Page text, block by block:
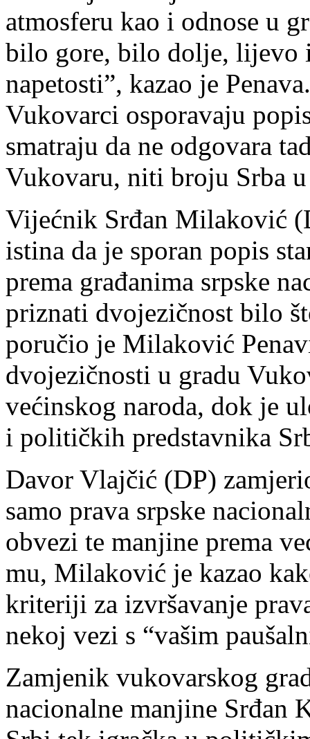
atmosferu kao i odnose u
bilo gore, bilo dolje, lijevo
napetosti”, kazao je
Vukovarci osporavaju
smatraju da ne odgovara
Vukovaru, niti broju Srba
Vijećnik Srđan Milaković
istina da je sporan popis
prema građanima srpske
priznati dvojezičnost bilo
poručio je Milaković
dvojezičnosti u gradu
većinskog naroda, dok je
i političkih predstavnika
Davor Vlajčić (DP)
samo prava srpske
obvezi te manjine prema
mu, Milaković je kazao
kriteriji za izvršavanje
nekoj vezi s “vašim
Zamjenik vukovarskog
nacionalne manjine Srđan